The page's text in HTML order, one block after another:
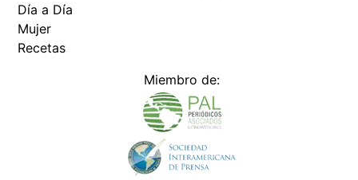
Día a Día
Mujer
Recetas
Miembro de: